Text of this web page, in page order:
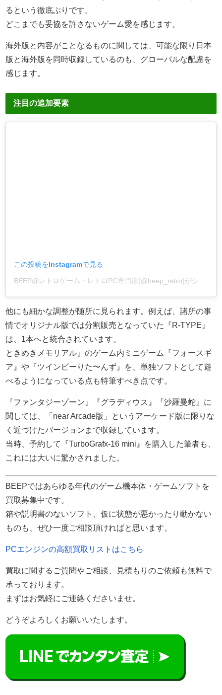
るという徹底ぶりです。
どこまでも妥協を許さないゲーム愛を感じます。
海外版と内容がことなるものに関しては、可能な限り日本
版と海外版を同時収録しているのも、グローバルな配慮を
感じます。
注目の追加要素
この投稿をInstagramで見る
他にも細かな調整が随所に見られます。例えば、諸所の事
情でオリジナル版では分割販売となっていた『R-TYPE』
は、1本へと統合されています。
ときめきメモリアル』のゲーム内ミニゲーム『フォースギ
ア』や『ツインビーりた〜んず』を、単独ソフトとして遊
べるようになっている点も特筆すべき点です。
『ファンタジーゾーン』『グラディウス』『沙羅曼蛇』に
関しては、「near Arcade版」というアーケード版に限りな
く近づけたバージョンまで収録しています。
当時、予約して『TurboGrafx-16 mini』を購入した筆者も、
これには大いに驚かされました。
BEEPではあらゆる年代のゲーム機本体・ゲームソフトを
買取募集中です。
箱や説明書のないソフト、仮に状態が悪かったり動かない
ものも、ぜひ一度ご相談頂ければと思います。
PCエンジンの高額買取リストはこちら
買取に関するご質問やご相談、見積もりのご依頼も無料で
承っております。
まずはお気軽にご連絡くださいませ。
どうぞよろしくお願いいたします。